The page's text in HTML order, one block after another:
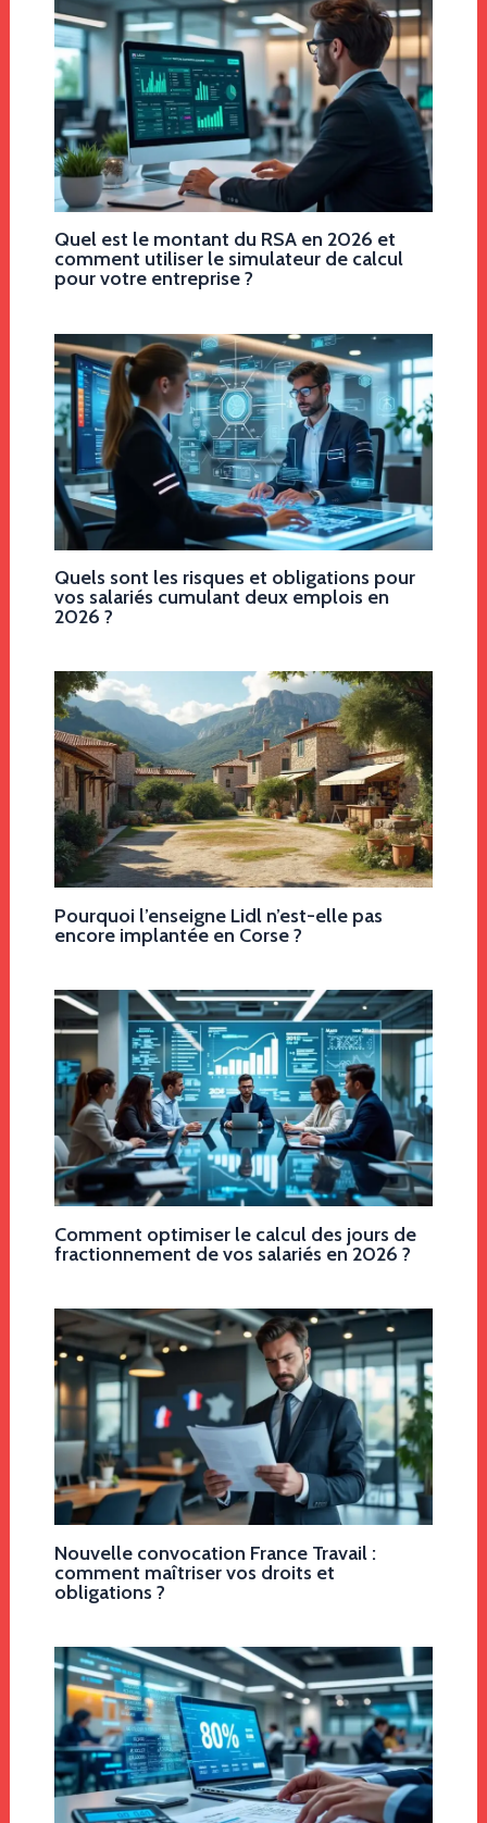
Quel est le montant du RSA en 2026 et
comment utiliser le simulateur de calcul
pour votre entreprise ?
Quels sont les risques et obligations pour
vos salariés cumulant deux emplois en
2026 ?
Pourquoi l’enseigne Lidl n’est-elle pas
encore implantée en Corse ?
Comment optimiser le calcul des jours de
fractionnement de vos salariés en 2026 ?
Nouvelle convocation France Travail :
comment maîtriser vos droits et
obligations ?